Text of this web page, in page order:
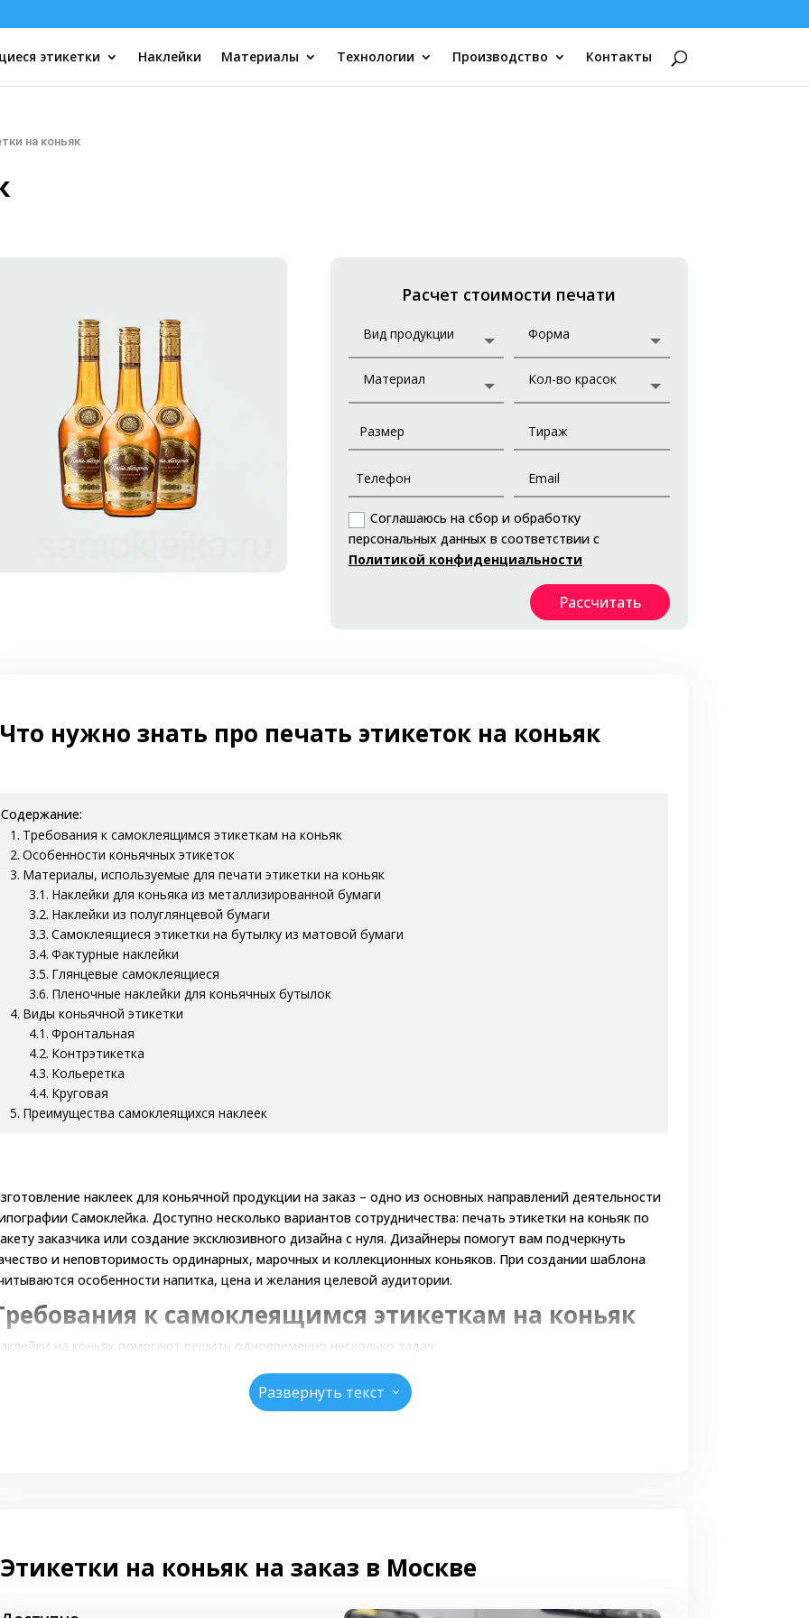
этикетки Наклейки Материалы Технологии Производство Контакты
на коньяк
Расчет стоимости печати
Соглашаюсь на сбор и обработку
персональных данных в соответствии с
Политикой конфиденциальности
Рассчитать
Что нужно знать про печать этикеток на коньяк
Содержание:
Требования к самоклеящимся этикеткам на коньяк
Особенности коньячных этикеток
Материалы, используемые для печати этикетки на коньяк
Наклейки для коньяка из металлизированной бумаги
Наклейки из полуглянцевой бумаги
Самоклеящиеся этикетки на бутылку из матовой бумаги
Фактурные наклейки
Глянцевые самоклеящиеся
Пленочные наклейки для коньячных бутылок
Виды коньячной этикетки
Фронтальная
Контрэтикетка
Кольеретка
Круговая
Преимущества самоклеящихся наклеек
наклеек для коньячной продукции на заказ – одно из основных направлений деятельности
Самоклейка. Доступно несколько вариантов сотрудничества: печать этикетки на коньяк по
заказчика или создание эксклюзивного дизайна с нуля. Дизайнеры помогут вам подчеркнуть
и неповторимость ординарных, марочных и коллекционных коньяков. При создании шаблона
особенности напитка, цена и желания целевой аудитории.
к самоклеящимся этикеткам на коньяк
на коньяк помогают решить одновременно несколько задач:
информировать потребителей о характеристиках, наименовании товара;
сформировать узнаваемый имидж бренда;
наименование;
Развернуть текст 3
Этикетки на коньяк на заказ в Москве